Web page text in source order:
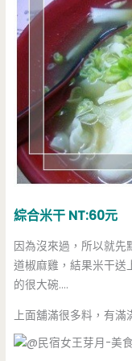
綜合米干 NT:60元
因為沒來過，所以就
道椒麻雞，結果米干送
的很大碗….
上面舖滿很多料，有滿